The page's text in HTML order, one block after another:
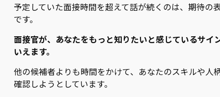
予定していた面接時間を超えて話が続くのは、期待の
です。
面接官が、あなたをもっと知りたいと感じているサイ
いえます。
他の候補者よりも時間をかけて、あなたのスキルや人
確認しようとしています。